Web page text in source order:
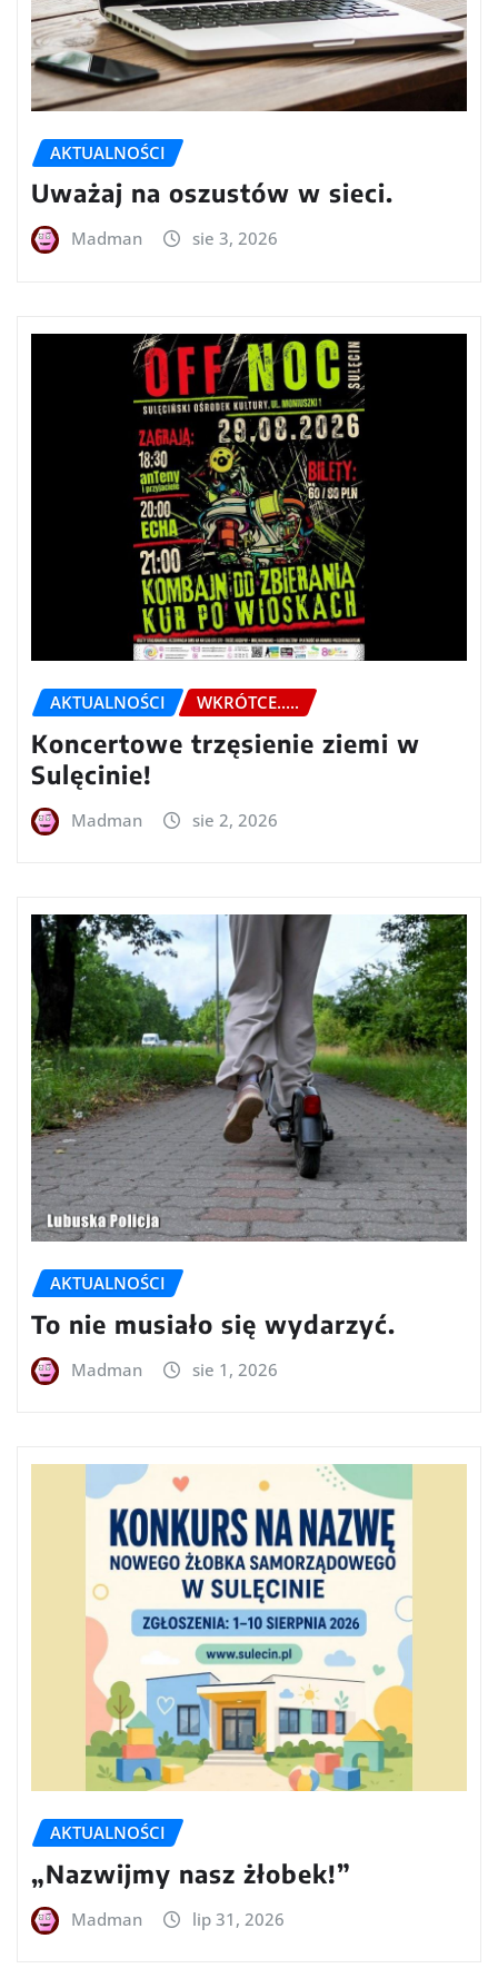
AKTUALNOŚCI
Uważaj na oszustów w sieci.
Madman sie 3, 2026
AKTUALNOŚCI WKRÓTCE.....
Koncertowe trzęsienie ziemi w
Sulęcinie!
Madman sie 2, 2026
AKTUALNOŚCI
To nie musiało się wydarzyć.
Madman sie 1, 2026
AKTUALNOŚCI
„Nazwijmy nasz żłobek!”
Madman lip 31, 2026